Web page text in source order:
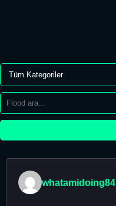
whatamidoing84